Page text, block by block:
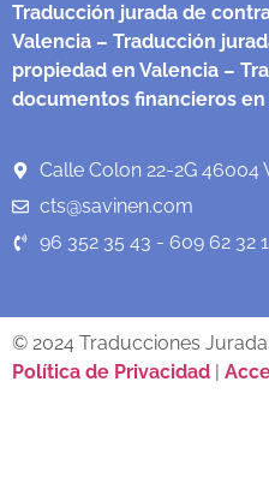
Traducción jurada de
Valencia – Traducción
propiedad en Valencia –
documentos financieros en
Calle Colon 22-2G 46004
cts@savinen.com
96 352 35 43 - 609 62 32
© 2024 Traducciones
Política de Privacidad |